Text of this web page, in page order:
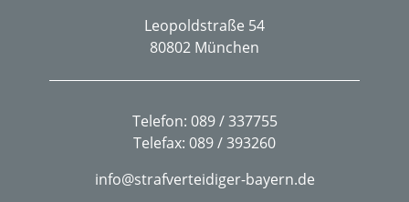
Leopoldstraße 54
80802 München
Telefon: 089 / 337755
Telefax: 089 / 393260
info@strafverteidiger-bayern.de